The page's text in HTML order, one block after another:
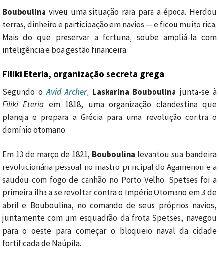
Bouboulina viveu uma situação rara para a época. Herdou
terras, dinheiro e participação em navios — e ficou muito rica.
Mais do que preservar a fortuna, soube ampliá-la com
inteligência e boa gestão financeira.
Filiki Eteria, organização secreta grega
Segundo oAvid Archer, Laskarina Bouboulina junta-se à
Filiki Eteria em 1818, uma organização clandestina que
planeja e prepara a Grécia para uma revolução contra o
domínio otomano.
Em 13 de março de 1821, Bouboulina levantou sua bandeira
revolucionária pessoal no mastro principal do Agamenon e a
saudou com fogo de canhão no Porto Velho. Spetses foi a
primeira ilha a se revoltar contra o Império Otomano em 3 de
abril e Bouboulina, no comando de seus próprios navios,
juntamente com um esquadrão da frota Spetses, navegou
para o oeste para começar o bloqueio naval da cidade
fortificada de Naúpila.